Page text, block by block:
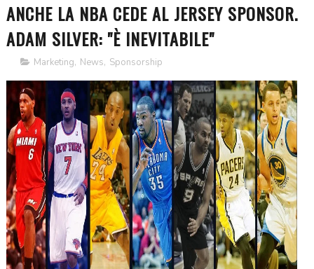
ANCHE LA NBA CEDE AL JERSEY SPONSOR.
ADAM SILVER: "È INEVITABILE"
Marketing, News, Sponsorship